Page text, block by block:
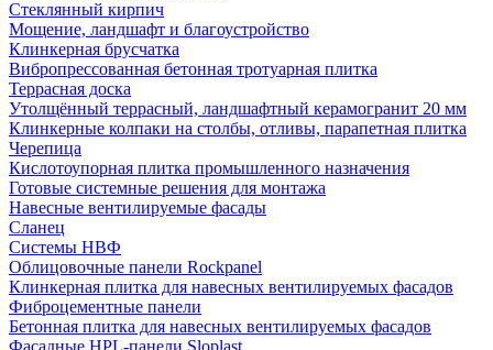
Cтеклянный кирпич
Мощение, ландшафт и благоустройство
Клинкерная брусчатка
Вибропрессованная бетонная тротуарная плитка
Террасная доска
Утолщённый террасный, ландшафтный керамогранит 20 мм
Клинкерные колпаки на столбы, отливы, парапетная плитка
Черепица
Кислотоупорная плитка промышленного назначения
Готовые системные решения для монтажа
Навесные вентилируемые фасады
Сланец
Системы НВФ
Облицовочные панели Rockpanel
Клинкерная плитка для навесных вентилируемых фасадов
Фиброцементные панели
Бетонная плитка для навесных вентилируемых фасадов
Фасадные HPL-панели Sloplast